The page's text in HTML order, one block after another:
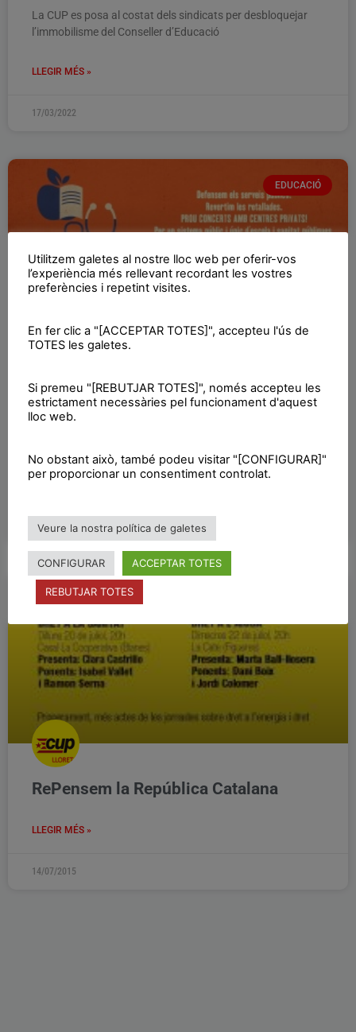
La CUP es posa al costat dels sindicats per desbloquejar
l’immobilisme del Conseller d’Educació
LLEGIR MÉS »
17/03/2022
EDUCACIÓ
Defensem els serveis públics. Revertim les retallades. PROU
22/11/2018
RePensem la República Catalana
LLEGIR MÉS »
14/07/2015
Utilitzem galetes al nostre lloc web per oferir-vos
l’experiència més rellevant recordant les vostres
preferències i repetint visites.
En fer clic a "[ACCEPTAR TOTES]", accepteu l'ús de
TOTES les galetes.
Si premeu "[REBUTJAR TOTES]", només accepteu les
estrictament necessàries pel funcionament d'aquest
lloc web.
No obstant això, també podeu visitar "[CONFIGURAR]"
per proporcionar un consentiment controlat.
Veure la nostra política de galetes
CONFIGURAR ACCEPTAR TOTES
REBUTJAR TOTES